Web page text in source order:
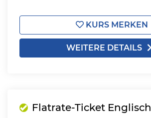
KURS MERKEN
WEITERE DETAILS
Flatrate-Ticket Englisch